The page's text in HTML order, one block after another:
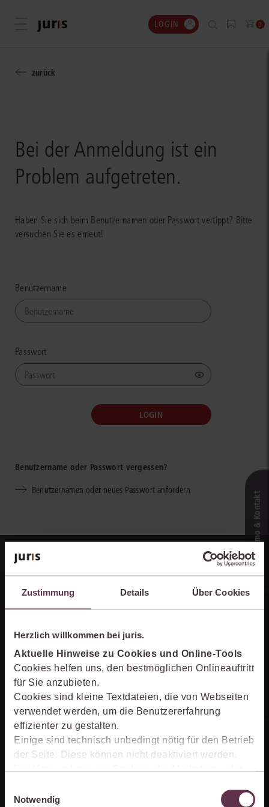
Zustimmung Details Über Cookies
Herzlich willkommen bei juris.
Aktuelle Hinweise zu Cookies und Online-Tools
Cookies helfen uns, den bestmöglichen Onlineauftritt
für Sie anzubieten.
Cookies sind kleine Textdateien, die von Webseiten
verwendet werden, um die Benutzererfahrung
effizienter zu gestalten.
Einige sind technisch unbedingt nötig für den Betrieb
der Seite. Diese können nicht deaktiviert werden.
Der Verwendung von Cookies, die Marketing- oder
Produkte zu optimieren, können Sie zustimmen,
Notwendig
Menü öffnen LOGIN 0
zurück
Bei der Anmeldung ist ein
Problem aufgetreten.
Haben Sie sich beim Benutzernamen oder Passwort vertippt? Bitte
versuchen Sie es erneut!
Benutzername
Passwort
Benutzername oder Passwort vergessen?
Benutzernamen oder neues Passwort anfordern
Unternehmen
Über juris
Partner der jurisAllianz
Karriere
Live‑Demo & Kontakt
Online-Produkt­berater